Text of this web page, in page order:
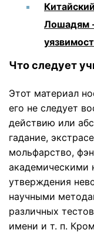
Лошадям
Что следует
Этот материал
его не следует
действию или
гадание,
мольфарство,
академическими
утверждения
научными
различных
имени и т. п.